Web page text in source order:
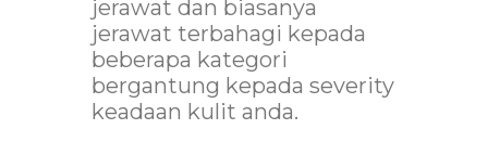
jerawat dan biasanya
jerawat terbahagi kepada
beberapa kategori
bergantung kepada severity
keadaan kulit anda.